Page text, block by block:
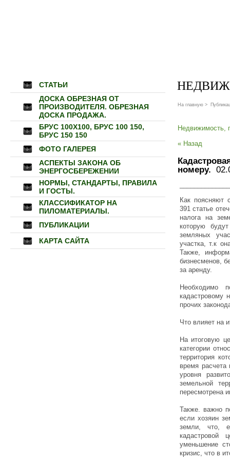
СТАТЬИ
ДОСКА ОБРЕЗНАЯ ОТ
ПРОИЗВОДИТЕЛЯ. ОБРЕЗНАЯ
ДОСКА ПРОДАЖА.
БРУС 100Х100, БРУС 100 150,
БРУС 150 150
ФОТО ГАЛЕРЕЯ
АСПЕКТЫ ЗАКОНА ОБ
ЭНЕРГОСБЕРЕЖЕНИИ
НОРМЫ, СТАНДАРТЫ, ПРАВИЛА
И ГОСТЫ.
КЛАССИФИКАТОР НА
ПИЛОМАТЕРИАЛЫ.
ПУБЛИКАЦИИ
КАРТА САЙТА
На главную >
Недвижимость,
« Назад
номеру.
Как поясняют
391 статье
налога на
которую
земляных
участка, т.к
Также,
бизнесменов,
за аренду.
Необходимо
кадастровому
прочих
Что влияет на
На итоговую
категории
территория
время расчета
уровня
земельной
пересмотрена
Также. важно
если хозяин
земли, что,
кадастровой
уменьшение
кризис, что в